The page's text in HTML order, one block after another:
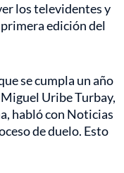
los televidentes y
edición del
se cumpla un año
Uribe Turbay,
habló con Noticias
de duelo. Esto